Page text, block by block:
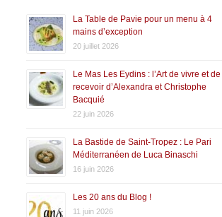
La Table de Pavie pour un menu à 4
mains d’exception
20 juillet 2026
Le Mas Les Eydins : l’Art de vivre et de
recevoir d’Alexandra et Christophe
Bacquié
22 juin 2026
La Bastide de Saint-Tropez : Le Pari
Méditerranéen de Luca Binaschi
16 juin 2026
Les 20 ans du Blog !
11 juin 2026